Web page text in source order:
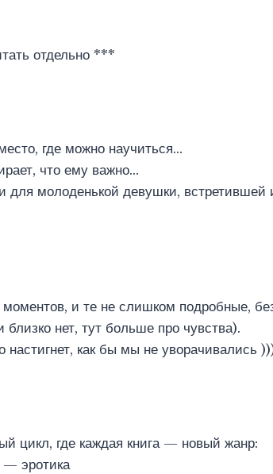
отдельно ***
где можно научиться…
что ему важно…
молоденькой девушки, встретившей
и те не слишком подробные,
близко нет, тут больше про чувства).
настигнет, как бы мы не уворачивались
цикл, где каждая книга — новый жанр:
эротика